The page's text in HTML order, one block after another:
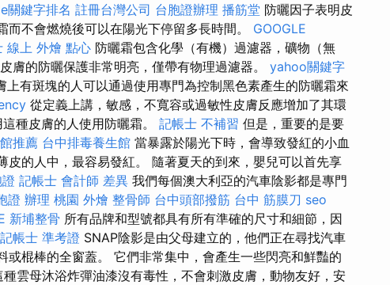
關鍵字排名 註冊台灣公司 台胞證辦理 播筋堂 防曬因子表明皮
不會燃燒後可以在陽光下停留多長時間。 GOOGLE
線上 外燴 點心 防曬霜包含化學（有機）過濾器，礦物（無
膚的防曬保護非常明亮，僅帶有物理過濾器。 yahoo關鍵字
上有斑塊的人可以通過使用專門為控制黑色素產生的防曬霜來
從定義上講，敏感，不寬容或過敏性皮膚反應增加了其環
種皮膚的人使用防曬霜。 記帳士 不補習 但是，重要的是要
推薦 台中排毒養生館 當暴露於陽光下時，會導致發紅的小血
皮的人中，最容易發紅。 隨著夏天的到來，嬰兒可以首先享
記帳士 會計師 差異 我們每個澳大利亞的汽車陰影都是專門
證 辦理 桃園 外燴 整骨師 台中頭部撥筋 台中 筋膜刀 seo
新埔整骨 所有品牌和型號都具有所有準確的尺寸和細節，因
記帳士 準考證 SNAP陰影是由父母建立的，他們正在尋找汽車
或棍棒的全窗蓋。 它們非常集中，會產生一些閃亮和鮮豔的
種雲母沐浴炸彈油漆沒有毒性，不會刺激皮膚，動物友好，安